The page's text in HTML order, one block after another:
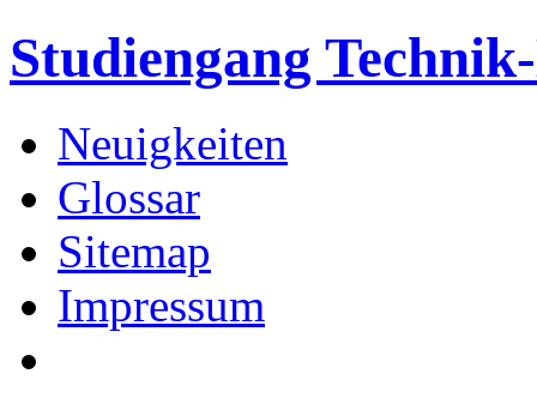
Studiengang
Neuigkeiten
Glossar
Sitemap
Impressum